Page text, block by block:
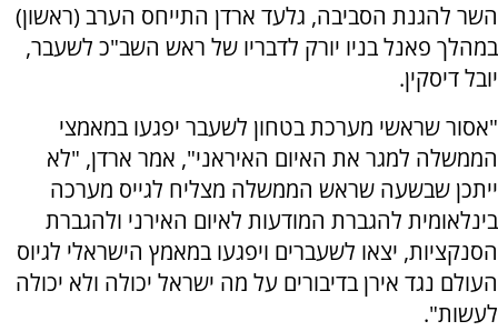
השר להגנת הסביבה, גלעד ארדן התייחס הערב (ראשון)
במהלך פאנל בניו יורק לדבריו של ראש השב"כ לשעבר,
יובל דיסקין.
"אסור שראשי מערכת בטחון לשעבר יפגעו במאמצי
הממשלה למגר את האיום האיראני", אמר ארדן, "לא
ייתכן שבשעה שראש הממשלה מצליח לגייס מערכה
בינלאומית להגברת המודעות לאיום האירני ולהגברת
הסנקציות, יצאו לשעברים ויפגעו במאמץ הישראלי לגיוס
העולם נגד אירן בדיבורים על מה ישראל יכולה ולא יכולה
לעשות".